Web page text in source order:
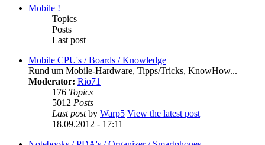
Mobile !
Topics
Posts
Last post
Mobile CPU's / Boards / Knowledge
Rund um Mobile-Hardware, Tipps/Tricks, KnowHow...
Moderator: Rio71
176 Topics
5012 Posts
Last postby Warp5 View the latest post
18.09.2012 - 17:11